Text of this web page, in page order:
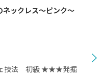
ネックレス〜ピンク〜
ェ技法 初級 ★★★発掘